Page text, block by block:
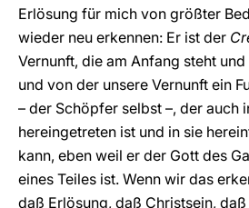
Erlösung für mich von größter
wieder neu erkennen: Er ist der
Vernunft, die am Anfang steht
und von der unsere Vernunft ein
– der Schöpfer selbst –, der auch
hereingetreten ist und in sie
kann, eben weil er der Gott des
eines Teiles ist. Wenn wir das
daß Erlösung, daß Christsein,